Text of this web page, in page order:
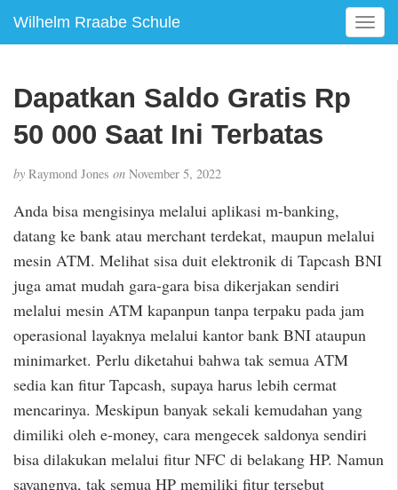
Wilhelm Rraabe Schule
T
o
a
t
n
Dapatkan Saldo Gratis Rp
50 000 Saat Ini Terbatas
by Raymond Jones on November 5, 2022
Anda bisa mengisinya melalui aplikasi m-banking,
datang ke bank atau merchant terdekat, maupun melalui
mesin ATM. Melihat sisa duit elektronik di Tapcash BNI
juga amat mudah gara-gara bisa dikerjakan sendiri
melalui mesin ATM kapanpun tanpa terpaku pada jam
operasional layaknya melalui kantor bank BNI ataupun
minimarket. Perlu diketahui bahwa tak semua ATM
sedia kan fitur Tapcash, supaya harus lebih cermat
mencarinya. Meskipun banyak sekali kemudahan yang
dimiliki oleh e-money, cara mengecek saldonya sendiri
bisa dilakukan melalui fitur NFC di belakang HP. Namun
sayangnya, tak semua HP memiliki fitur tersebut